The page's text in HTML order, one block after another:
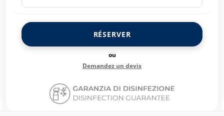
RÉSERVER
ou
Demandez un devis